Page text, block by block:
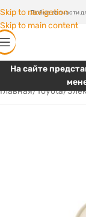
Skip to navigation
Skip to main content
Любые запчасти
На сайте
Главная/Toyota/